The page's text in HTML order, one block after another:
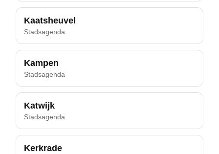
Kaatsheuvel
Stadsagenda
Kampen
Stadsagenda
Katwijk
Stadsagenda
Kerkrade